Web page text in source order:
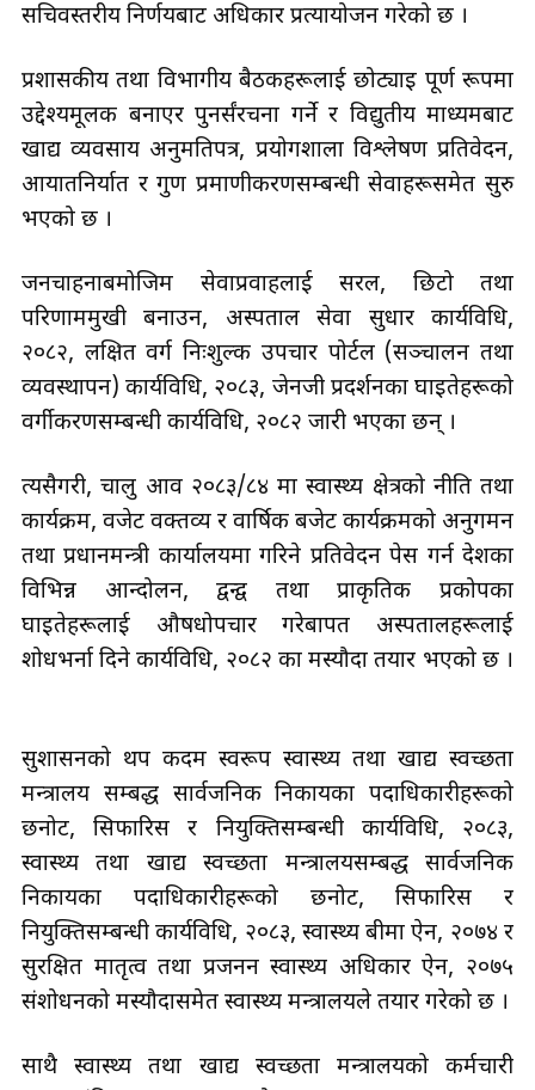
सचिवस्तरीय निर्णयबाट अधिकार प्रत्यायोजन गरेको छ ।
प्रशासकीय तथा विभागीय बैठकहरूलाई छोट्याइ पूर्ण रूपमा
उद्देश्यमूलक बनाएर पुनर्संरचना गर्ने र विद्युतीय माध्यमबाट
खाद्य व्यवसाय अनुमतिपत्र, प्रयोगशाला विश्लेषण प्रतिवेदन,
आयातनिर्यात र गुण प्रमाणीकरणसम्बन्धी सेवाहरूसमेत सुरु
भएको छ ।
जनचाहनाबमोजिम सेवाप्रवाहलाई सरल, छिटो तथा
परिणाममुखी बनाउन, अस्पताल सेवा सुधार कार्यविधि,
२०८२, लक्षित वर्ग निःशुल्क उपचार पोर्टल (सञ्चालन तथा
व्यवस्थापन) कार्यविधि, २०८३, जेनजी प्रदर्शनका घाइतेहरूको
वर्गीकरणसम्बन्धी कार्यविधि, २०८२ जारी भएका छन् ।
त्यसैगरी, चालु आव २०८३/८४ मा स्वास्थ्य क्षेत्रको नीति तथा
कार्यक्रम, वजेट वक्तव्य र वार्षिक बजेट कार्यक्रमको अनुगमन
तथा प्रधानमन्त्री कार्यालयमा गरिने प्रतिवेदन पेस गर्न देशका
विभिन्न आन्दोलन, द्वन्द्व तथा प्राकृतिक प्रकोपका
घाइतेहरूलाई औषधोपचार गरेबापत अस्पतालहरूलाई
शोधभर्ना दिने कार्यविधि, २०८२ का मस्यौदा तयार भएको छ ।
सुशासनको थप कदम स्वरूप स्वास्थ्य तथा खाद्य स्वच्छता
मन्त्रालय सम्बद्ध सार्वजनिक निकायका पदाधिकारीहरूको
छनोट, सिफारिस र नियुक्तिसम्बन्धी कार्यविधि, २०८३,
स्वास्थ्य तथा खाद्य स्वच्छता मन्त्रालयसम्बद्ध सार्वजनिक
निकायका पदाधिकारीहरूको छनोट, सिफारिस र
नियुक्तिसम्बन्धी कार्यविधि, २०८३, स्वास्थ्य बीमा ऐन, २०७४ र
सुरक्षित मातृत्व तथा प्रजनन स्वास्थ्य अधिकार ऐन, २०७५
संशोधनको मस्यौदासमेत स्वास्थ्य मन्त्रालयले तयार गरेको छ ।
साथै स्वास्थ्य तथा खाद्य स्वच्छता मन्त्रालयको कर्मचारी